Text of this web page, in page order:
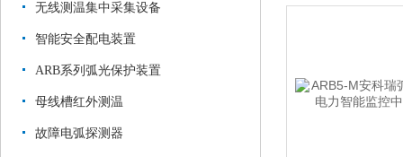
无线测温集中采集设备
智能安全配电装置
ARB系列弧光保护装置
母线槽红外测温
故障电弧探测器